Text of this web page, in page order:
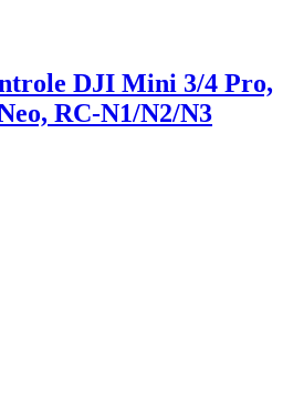
DJI Mini 3/4 Pro,
RC-N1/N2/N3